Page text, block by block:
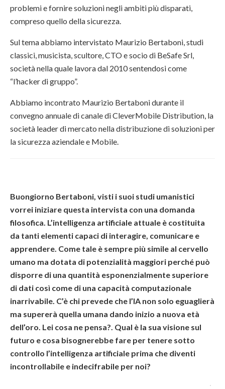
problemi e fornire soluzioni negli ambiti più disparati,
compreso quello della sicurezza.
Sul tema abbiamo intervistato Maurizio Bertaboni , studi
classici, musicista, scultore, CTO e socio di BeSafe Srl,
società nella quale lavora dal 2010 sentendosi come
“l’hacker di gruppo”.
Abbiamo incontrato Maurizio Bertaboni durante il
convegno annuale di canale di CleverMobile Distribution, la
società leader di mercato nella distribuzione di soluzioni per
la sicurezza aziendale e Mobile.
Buongiorno Bertaboni, visti i suoi studi umanistici
vorrei iniziare questa intervista con una domanda
filosofica. L’intelligenza artificiale attuale è costituita
da tanti elementi capaci di interagire, comunicare e
apprendere. Come tale è sempre più simile al cervello
umano ma dotata di potenzialità maggiori perché può
disporre di una quantità esponenzialmente superiore
di dati così come di una capacità computazionale
inarrivabile. C’è chi prevede che l’IA non solo eguaglierà
ma supererà quella umana dando inizio a nuova età
dell’oro. Lei cosa ne pensa?. Qual è la sua visione sul
futuro e cosa bisognerebbe fare per tenere sotto
controllo l’intelligenza artificiale prima che diventi
incontrollabile e indecifrabile per noi?